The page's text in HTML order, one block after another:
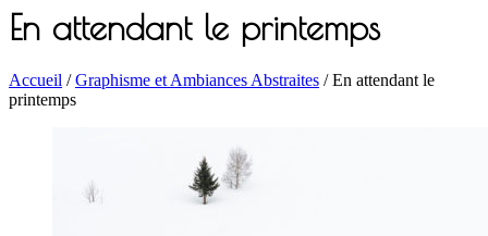
En attendant le printemps
Accueil /Graphisme et Ambiances Abstraites / En attendant le
printemps